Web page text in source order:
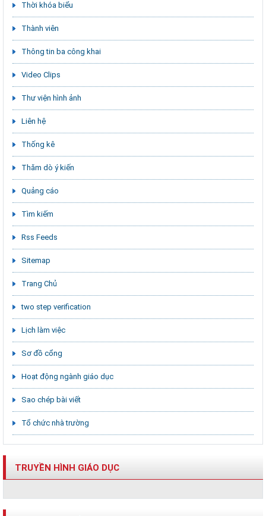
Thời khóa biểu
Thành viên
Thông tin ba công khai
Video Clips
Thư viện hình ảnh
Liên hệ
Thống kê
Thăm dò ý kiến
Quảng cáo
Tìm kiếm
Rss Feeds
Sitemap
Trang Chủ
two step verification
Lịch làm việc
Sơ đồ cổng
Hoạt động ngành giáo dục
Sao chép bài viết
Tổ chức nhà trường
TRUYỀN HÌNH GIÁO DỤC